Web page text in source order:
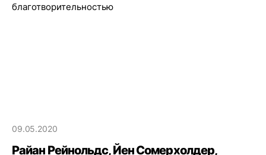
09.05.2020
Райан Рейнольдс, Йен Сомерхолдер,